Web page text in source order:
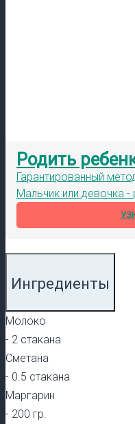
Родить
Гарантированный
Мальчик или девочка
Ингредиенты
Молоко
- 2 стакана
Сметана
- 0.5 стакана
Маргарин
- 200 гр.